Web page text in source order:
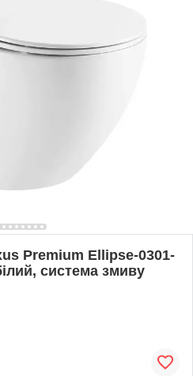
Premium Ellipse-0301-
система змиву